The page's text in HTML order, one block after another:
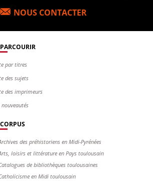
NOUS CONTACTER
PARCOURIR
par titres
des sujets
des imprimeurs
nouveautés
CORPUS
des préhistoriens en Midi-Pyrénées
loisirs et littérature en Pays toulousain
de bibliothèques toulousaines
en Midi toulousain